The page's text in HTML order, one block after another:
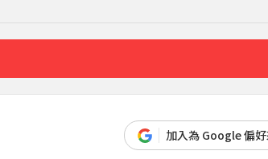
加入為 Google 偏